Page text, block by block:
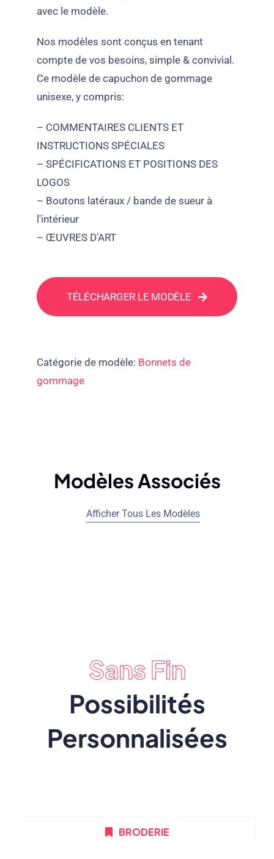
avec le modèle.
Nos modèles sont conçus en tenant
compte de vos besoins, simple & convivial.
Ce modèle de capuchon de gommage
unisexe, y compris:
– COMMENTAIRES CLIENTS ET
INSTRUCTIONS SPÉCIALES
– SPÉCIFICATIONS ET POSITIONS DES
LOGOS
– Boutons latéraux / bande de sueur à
l'intérieur
– ŒUVRES D'ART
TÉLÉCHARGER LE MODÈLE
Catégorie de modèle: Bonnets de
gommage
Modèles Associés
Afficher Tous Les Modèles
Sans Fin
Possibilités
Personnalisées
BRODERIE